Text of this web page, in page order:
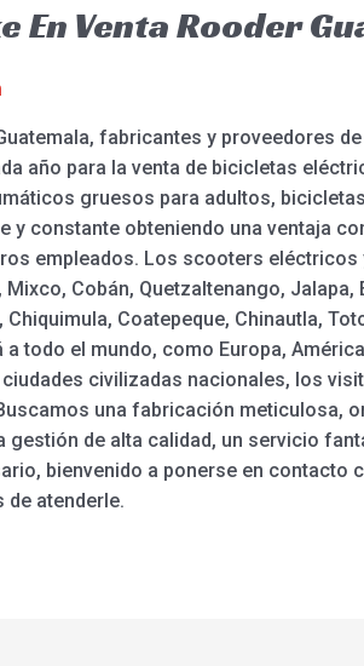
Venta Rooder
fabricantes y proveedores
año para la venta de bicicletas
gruesos para adultos,
y constante obteniendo una ventaja
empleados. Los scooters
Cobán, Quetzaltenango,
Coatepeque, Chinautla,
todo el mundo, como Europa,
civilizadas nacionales, los
una fabricación meticulosa,
de alta calidad, un servicio
bienvenido a ponerse en contacto
atenderle.